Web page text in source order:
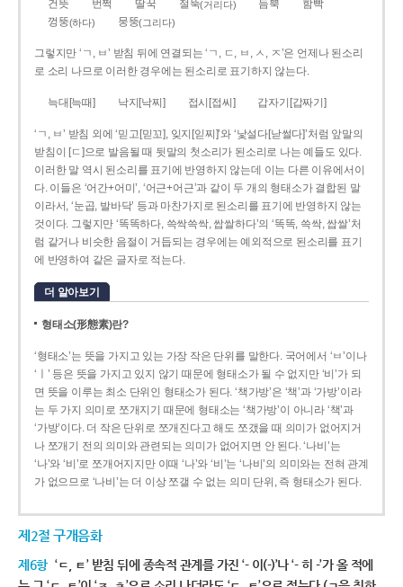
건뜻 번쩍 딸꾹 절뚝(거리다) 듬뿍
함빡
껑뚱(하다) 뭉뚱(그리다)
그렇지만 ‘ㄱ, ㅂ’ 받침 뒤에 연결되는 ‘ㄱ, ㄷ, ㅂ, ㅅ, ㅈ’은 언제나 된소리
로 소리 나므로 이러한 경우에는 된소리로 표기하지 않는다.
늑대[늑때] 낙지[낙찌] 접시[접씨] 갑자기[갑짜기]
‘ㄱ, ㅂ’ 받침 외에 ‘믿고[믿꼬], 잊지[읻찌]’와 ‘낯설다[낟썰다]’처럼 앞말의
받침이 [ㄷ]으로 발음될 때 뒷말의 첫소리가 된소리로 나는 예들도 있다.
이러한 말 역시 된소리를 표기에 반영하지 않는데 이는 다른 이유에서이
다. 이들은 ‘어간+어미’, ‘어근+어근’과 같이 두 개의 형태소가 결합된 말
이라서, ‘눈곱, 발바닥’ 등과 마찬가지로 된소리를 표기에 반영하지 않는
것이다. 그렇지만 ‘똑똑하다, 쓱싹쓱싹, 쌉쌀하다’의 ‘똑똑, 쓱싹, 쌉쌀’처
럼 같거나 비슷한 음절이 거듭되는 경우에는 예외적으로 된소리를 표기
에 반영하여 같은 글자로 적는다.
더 알아보기
형태소(形態素)란?
‘형태소’는 뜻을 가지고 있는 가장 작은 단위를 말한다. 국어에서 ‘ㅂ’이나
‘ㅣ’ 등은 뜻을 가지고 있지 않기 때문에 형태소가 될 수 없지만 ‘비’가 되
면 뜻을 이루는 최소 단위인 형태소가 된다. ‘책가방’은 ‘책’과 ‘가방’이라
는 두 가지 의미로 쪼개지기 때문에 형태소는 ‘책가방’이 아니라 ‘책’과
‘가방’이다. 더 작은 단위로 쪼개진다고 해도 쪼갰을 때 의미가 없어지거
나 쪼개기 전의 의미와 관련되는 의미가 없어지면 안 된다. ‘나비’는
‘나’와 ‘비’로 쪼개어지지만 이때 ‘나’와 ‘비’는 ‘나비’의 의미와는 전혀 관계
가 없으므로 ‘나비’는 더 이상 쪼갤 수 없는 의미 단위, 즉 형태소가 된다.
제2절 구개음화
제6항 ‘ㄷ, ㅌ’ 받침 뒤에 종속적 관계를 가진 ‘- 이(-)’나 ‘- 히 -’가 올 적에